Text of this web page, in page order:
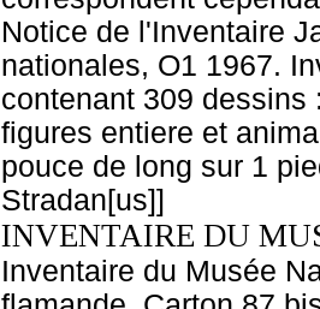
Notice de l'Inventaire
nationales, O1 1967.
contenant 309
figures entiere et
pouce de long sur 1
Stradan[us]]
INVENTAIRE DU
Inventaire du Musée